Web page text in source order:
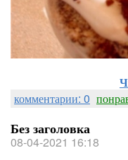
комментарии: 0
Без заголовка
08-04-2021 16:18